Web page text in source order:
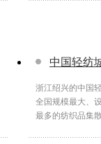
中国轻纺
浙江绍兴的中国
全国规模最大、
最多的纺织品集